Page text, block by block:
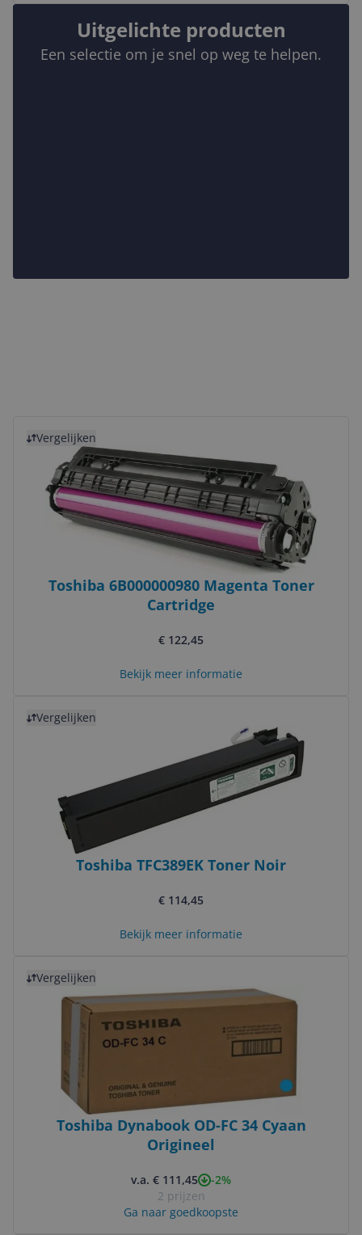
Uitgelichte producten
Een selectie om je snel op weg te helpen.
Vergelijken
Toshiba 6B000000980 Magenta Toner
Cartridge
€ 122,45
Bekijk meer informatie
Vergelijken
Toshiba TFC389EK Toner Noir
€ 114,45
Bekijk meer informatie
Vergelijken
Toshiba Dynabook OD-FC 34 Cyaan
Origineel
v.a. € 111,45
-2%
2 prijzen
Ga naar goedkoopste